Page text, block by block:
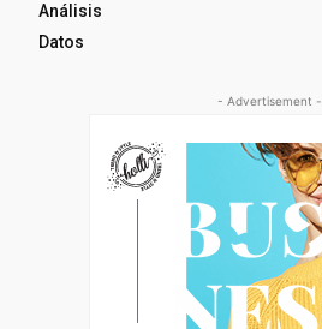
Análisis
Datos
- Advertisement -